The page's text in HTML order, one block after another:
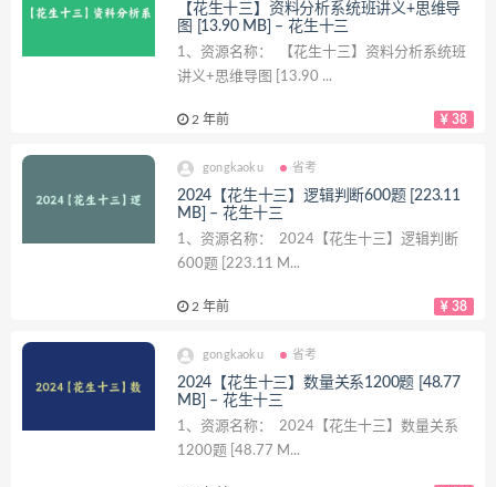
【花生十三】资料分析系统班讲义+思维导
图 [13.90 MB] – 花生十三
1、资源名称： 【花生十三】资料分析系统班
讲义+思维导图 [13.90 ...
2 年前 38
gongkaoku 省考
2024【花生十三】逻辑判断600题 [223.11
MB] – 花生十三
1、资源名称： 2024【花生十三】逻辑判断
600题 [223.11 M...
2 年前 38
gongkaoku 省考
2024【花生十三】数量关系1200题 [48.77
MB] – 花生十三
1、资源名称： 2024【花生十三】数量关系
1200题 [48.77 M...